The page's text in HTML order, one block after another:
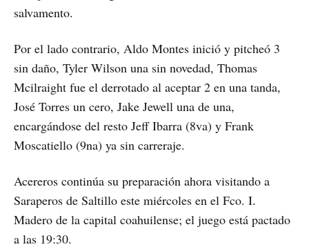
salvamento.
Por el lado contrario, Aldo Montes inició y pitcheó 3
sin daño, Tyler Wilson una sin novedad, Thomas
Mcilraight fue el derrotado al aceptar 2 en una tanda,
José Torres un cero, Jake Jewell una de una,
encargándose del resto Jeff Ibarra (8va) y Frank
Moscatiello (9na) ya sin carreraje.
Acereros continúa su preparación ahora visitando a
Saraperos de Saltillo este miércoles en el Fco. I.
Madero de la capital coahuilense; el juego está pactado
a las 19:30.